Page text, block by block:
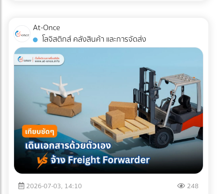
ขัง สิ่งที่ต้องทำ: ก่อนปูพื้นใหม่ ควรเช็กระดับความลาดเอียงของ
พื้นคอนกรีตว่าสามารถทำให้น้ำไหล ลงท่อได้สะดวกหรือไม่ และ
ควรเพิ่มจุดระบายน้ำ หรือใส่ตะแกรงกันเศษใบไม้ขยะอุดตัน ????
จุดบอดสำคัญ: ทำไม "ระบบกันซึม" ถึงเป็นสิ่งที่ห้ามตัดงบทิ้งเด็ด
ขาด? หลายคนมักตกหลุมพรางด้วยการนำหญ้าเทียม แผ่นไม้
เทียม (Wood Plastic Composite) หรือกระเบื้อง ไปปูทับลงบน
พื้นคอนกรีตดาดฟ้าเดิมโดยตรง เพราะคิดว่าพื้นปูนเก่าก็ดูแข็ง
แรงดี แต่นี่คือ "ฝันร้าย" ที่รอวันปะทุเมื่อหน้าฝนมาเยือน
ธรรมชาติของพื้นคอนกรีตดาดฟ้าที่ต้องตากแดดตากฝนมา
หลายปี ย่อมมีการยืดและหดตัวจนเกิด "รอยแตกร้าวขนาดเล็ก
(Hairline Cracks)" ที่ตาเปล่ามองไม่เห็น เมื่อคุณนำวัสดุไปปูทับ
น้ำฝนจะซึมผ่านร่องพื้นลงไปขังอยู่ใต้แผ่นหญ้าเทียมหรือพื้นไม้
ความชื้นที่สะสมอยู่ตลอดเวลาจะค่อยๆ แทรกซึมลงตามรอยร้าว
ของคอนกรีต ผลลัพธ์ที่ตามมาหากไม่ทำระบบกันซึม: เหล็กเส้น
เป็นสนิมและดันปูนแตก: ความชื้นจะทำปฏิกิริยากับเหล็กเส้นใน
เกล็ดน้ำแข็ง (Freezer Burn) หรือเปล่า? และถุงจะกรอบแตกใน
ห้องเย็นไหม?" ความกังวลนี้คือความจริงที่หลีกเลี่ยงไม่ได้ ใน
อุตสาหกรรมอาหารแช่แข็ง การใช้วัสดุรักษ์โลกแบบผิดประเภทอาจ
ทำให้อายุการเก็บรักษาที่เคยอยู่ได้นาน 1-2 ปี ลดลงอย่าง
ฮวบฮาบ หรือเกิดความเสียหายระหว่างขนส่ง ซึ่งส่งผลกระทบ
อย่างรุนแรงต่อกำไรและชื่อเสียงของแบรนด์ เรามาทำความเข้าใจ
ความท้าทายนี้ตามความเป็นจริง พร้อมหา "ทางรอด" เชิง
วิศวกรรมที่จะช่วยให้โรงงานของคุณรักษ์โลกได้ โดยที่อาหารแช่
แข็งยังคงคุณภาพสมบูรณ์ 100% ทำไมบรรจุภัณฑ์รักษ์โลกทั่วไป
ถึงสอบตกใน "ห้องเย็น"? หน้าที่หลักของบรรจุภัณฑ์อาหารแช่
แข็งคือการทนต่ออุณหภูมิติดลบ (ตั้งแต่ -18°C ไปจนถึง -40°C)
และต้องเป็น "เกราะป้องกัน (Barrier)" ไม่ให้ความชื้นระเหยออก
จากอาหารจนเกิดสภาวะ Freezer Burn (เนื้อสัตว์หรืออาหาร
แห้งกระด้างและเสียรสชาติ) พลาสติกแบบดั้งเดิมที่โรงงานนิยมใช้
At-Once
โลจิสติกส์ คลังสินค้า และการจัดส่ง
2026-07-03, 14:10 248